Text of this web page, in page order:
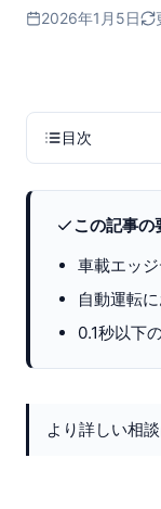
2026年1月5日
目次
この記事の
車載エッ
自動運転
0.1秒以下
より詳しい相